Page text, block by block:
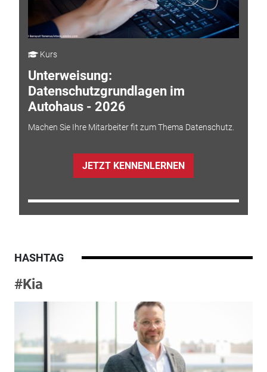
Kurs
Unterweisung:
Datenschutzgrundlagen im
Autohaus - 2026
Machen Sie Ihre Mitarbeiter fit zum Thema Datenschutz.
JETZT KENNENLERNEN
HASHTAG
#Kia